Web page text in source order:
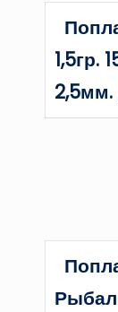
1,5гр.